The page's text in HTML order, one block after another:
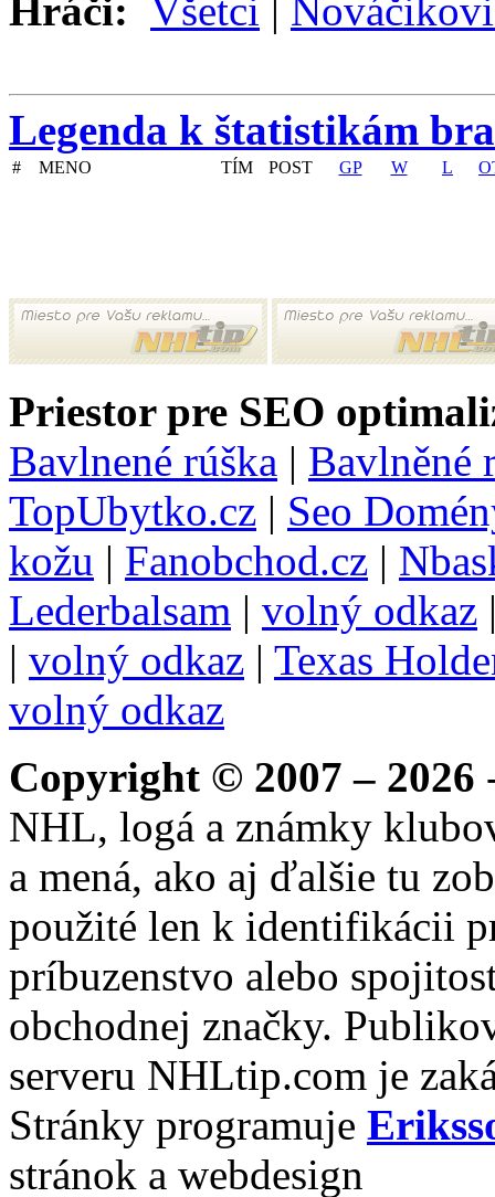
Hráči: Všetci |
Legenda k štatistikám
# MENO TÍM POST GP W L
Priestor pre SEO
Bavlnené rúška | Bavlněné
TopUbytko.cz | Seo
kožu | Fanobchod.cz |
Lederbalsam | volný odkaz
| volný odkaz | Texas
volný odkaz
Copyright © 2007 – 2026
NHL, logá a známky
a mená, ako aj ďalšie tu
použité len k identifikácii
príbuzenstvo alebo
obchodnej značky.
serveru NHLtip.com je
Stránky programuje
stránok a webdesign